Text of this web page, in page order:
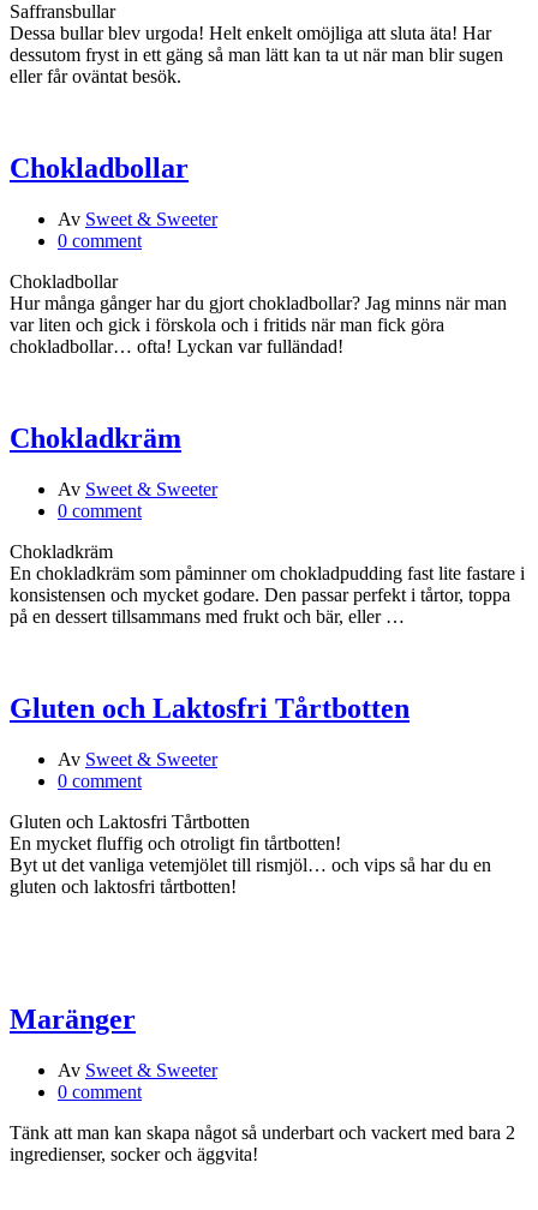
Saffransbullar
Dessa bullar blev urgoda! Helt enkelt omöjliga att sluta äta! Har
dessutom fryst in ett gäng så man lätt kan ta ut när man blir sugen
eller får oväntat besök.
Chokladbollar
Av Sweet & Sweeter
0 comment
Chokladbollar
Hur många gånger har du gjort chokladbollar? Jag minns när man
var liten och gick i förskola och i fritids när man fick göra
chokladbollar… ofta! Lyckan var fulländad!
Chokladkräm
Av Sweet & Sweeter
0 comment
Chokladkräm
En chokladkräm som påminner om chokladpudding fast lite fastare i
konsistensen och mycket godare. Den passar perfekt i tårtor, toppa
på en dessert tillsammans med frukt och bär, eller …
Gluten och Laktosfri Tårtbotten
Av Sweet & Sweeter
0 comment
Gluten och Laktosfri Tårtbotten
En mycket fluffig och otroligt fin tårtbotten!
Byt ut det vanliga vetemjölet till rismjöl… och vips så har du en
gluten och laktosfri tårtbotten!
Maränger
Av Sweet & Sweeter
0 comment
Tänk att man kan skapa något så underbart och vackert med bara 2
ingredienser, socker och äggvita!